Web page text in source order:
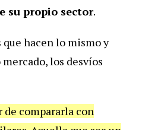
su propio sector.
hacen lo mismo y
los desvíos
de compararla con